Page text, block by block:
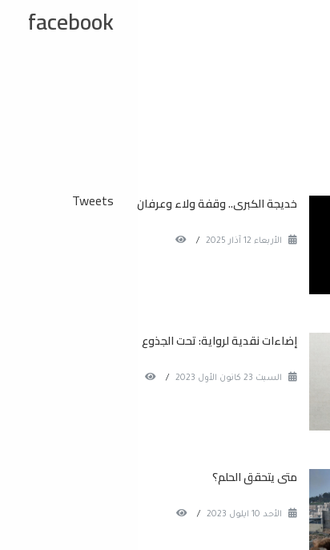
خديجة الكبرى.. وقفة ولاء وعرفان
الأربعاء 12 آذار 2025 /
إضاءات نقدية لرواية: تحت الجذوع
السبت 23 كانون الأول 2023 /
متى يتحقق الحلم؟
الأحد 10 ايلول 2023 /
facebook
Tweets